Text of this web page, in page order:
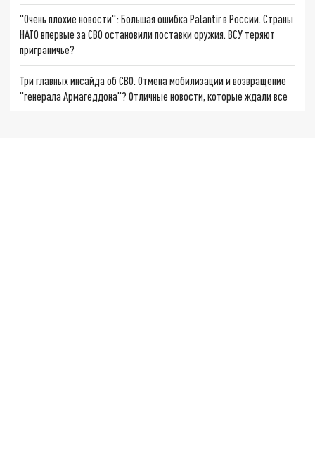
"Очень плохие новости": Большая ошибка Palantir в России. Страны
НАТО впервые за СВО остановили поставки оружия. ВСУ теряют
приграничье?
Три главных инсайда об СВО. Отмена мобилизации и возвращение
"генерала Армагеддона"? Отличные новости, которые ждали все